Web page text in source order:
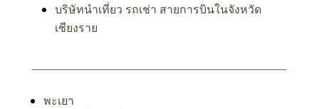
บริษัทนำเที่ยว รถเช่า สายการบินในจังหวัด
เชียงราย
พะเยา